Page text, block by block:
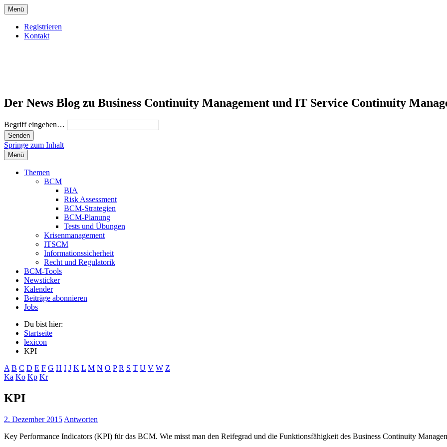
Menü
Registrieren
Kontakt
Der News Blog zu Business Continuity Management und IT Service Continuity
Begriff eingeben…
Springe zum Inhalt
Menü
Themen
BCM
BIA
Risk Assessment
BCM-Strategien
BCM-Planung
Tests und Übungen
Krisenmanagement
ITSCM
Informationssicherheit
Recht und Regulatorik
BCM-Tools
Newsticker
Kalender
Beiträge abonnieren
Jobs
Du bist hier:
Startseite
lexicon
KPI
A B C D E F G H I J K L M N O P R S T U V W Z
Ka Ko Kp Kr
KPI
2. Dezember 2015 Antworten
Key Performance Indicators (KPI) für das BCM. Wie misst man den Reifegrad und die Funktionsfähigkeit des Business Continuity